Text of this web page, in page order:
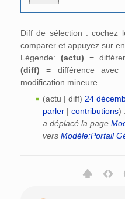
Diff de sélection : cochez
comparer et appuyez sur
Légende: (actu) =
(diff) = différence avec
modification mineure.
(actu | diff) 24
parler| contributions)
a déplacé la page
vers Modèle:Portail